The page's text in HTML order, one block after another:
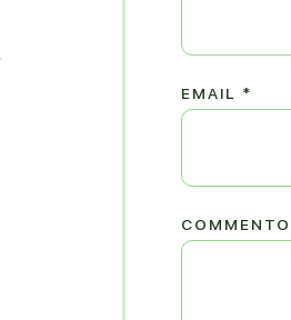
COMMENTO
EMAIL *